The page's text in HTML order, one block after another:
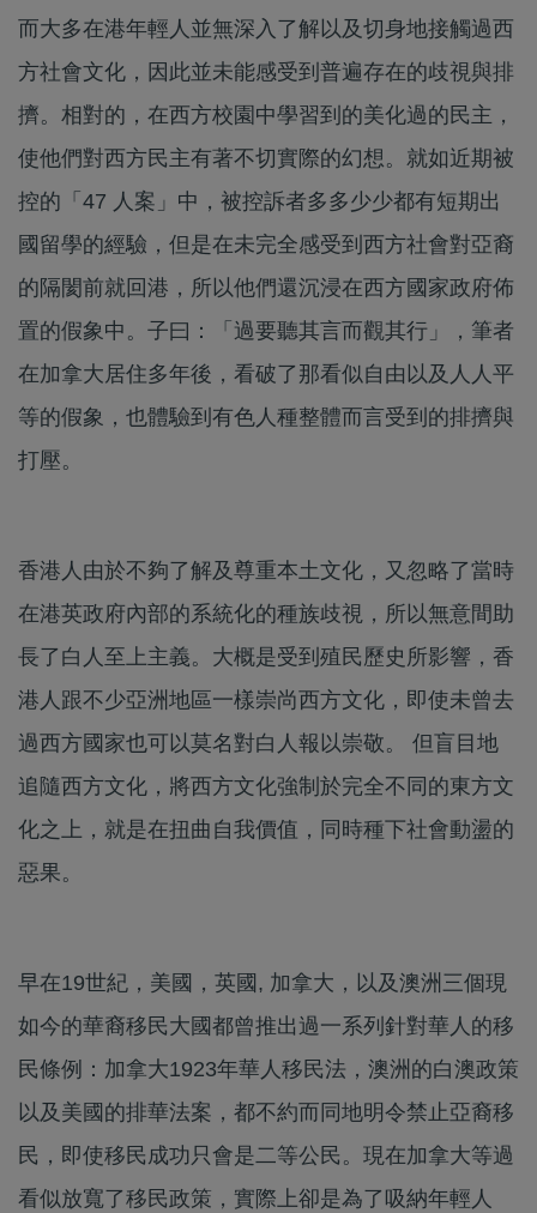
而大多在港年輕人並無深入了解以及切身地接觸過西
方社會文化，因此並未能感受到普遍存在的歧視與排
擠。相對的，在西方校園中學習到的美化過的民主，
使他們對西方民主有著不切實際的幻想。就如近期被
控的「47 人案」中，被控訴者多多少少都有短期出
國留學的經驗，但是在未完全感受到西方社會對亞裔
的隔閡前就回港，所以他們還沉浸在西方國家政府佈
置的假象中。子曰：「過要聽其言而觀其行」，筆者
在加拿大居住多年後，看破了那看似自由以及人人平
等的假象，也體驗到有色人種整體而言受到的排擠與
打壓。
香港人由於不夠了解及尊重本土文化，又忽略了當時
在港英政府內部的系統化的種族歧視，所以無意間助
長了白人至上主義。大概是受到殖民歷史所影響，香
港人跟不少亞洲地區一樣崇尚西方文化，即使未曾去
過西方國家也可以莫名對白人報以崇敬。 但盲目地
追隨西方文化，將西方文化強制於完全不同的東方文
化之上，就是在扭曲自我價值，同時種下社會動盪的
惡果。
早在19世紀，美國，英國, 加拿大，以及澳洲三個現
如今的華裔移民大國都曾推出過一系列針對華人的移
民條例：加拿大1923年華人移民法，澳洲的白澳政策
以及美國的排華法案，都不約而同地明令禁止亞裔移
民，即使移民成功只會是二等公民。現在加拿大等過
看似放寬了移民政策，實際上卻是為了吸納年輕人